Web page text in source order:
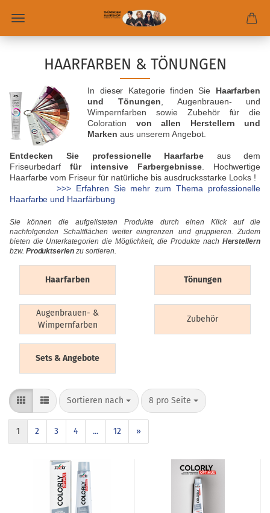
HAARFARBEN & TÖNUNGEN
In dieser Kategorie finden Sie Haarfarben
und Tönungen , Augenbrauen- und
Wimpernfarben sowie Zubehör für die
Coloration von allen Herstellern und
Marken aus unserem Angebot.
Entdecken Sie professionelle Haarfarbe aus dem
Friseurbedarffür intensive Farbergebnisse. Hochwertige
Haarfarbe vom Friseur für natürliche bis ausdrucksstarke Looks !
>>> Erfahren Sie mehr zum Thema professionelle
Haarfarbe und Haarfärbung
Sie können die aufgelisteten Produkte durch einen Klick auf die
nachfolgenden Schaltflächen weiter eingrenzen und gruppieren. Zudem
bieten die Unterkategorien die Möglichkeit, die Produkte nach Herstellern
bzw. Produktserien zu sortieren.
Haarfarben Tönungen
Augenbrauen- &
Wimpernfarben
Zubehör
Sets & Angebote
Sortieren nach 8 pro Seite
1 2 3 4 ... 12 »